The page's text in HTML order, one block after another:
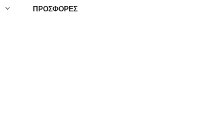
ΠΡΟΣΦΟΡΕΣ